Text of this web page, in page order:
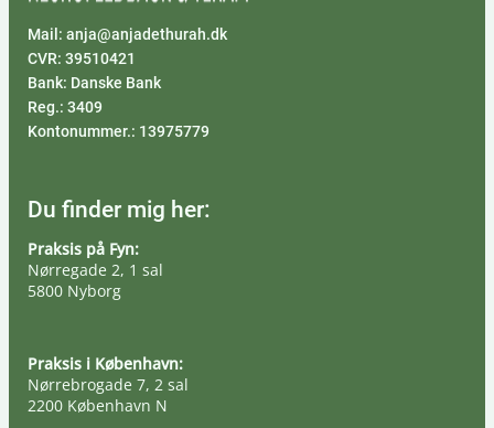
Mail: anja@anjadethurah.dk
CVR: 39510421
Bank: Danske Bank
Reg.: 3409
Kontonummer.: 13975779
Du finder mig her:
Praksis på Fyn:
Nørregade 2, 1 sal
5800 Nyborg
Praksis i København:
Nørrebrogade 7, 2 sal
2200 København N